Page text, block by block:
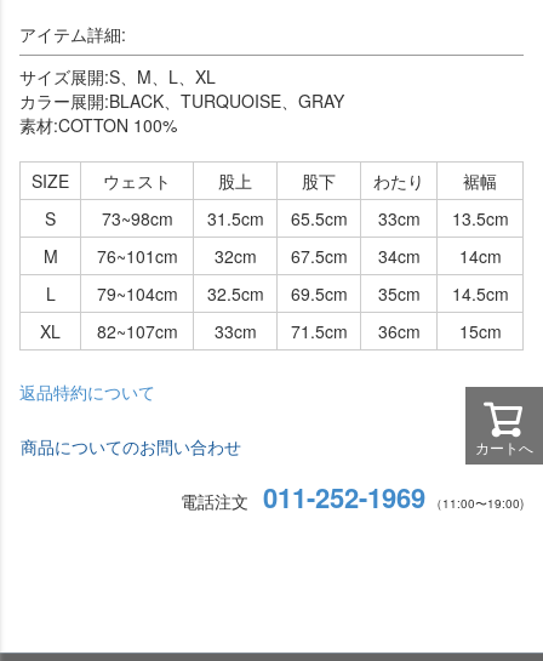
アイテム詳細:
サイズ展開:S、M、L、XL
カラー展開:BLACK、TURQUOISE、GRAY
素材:COTTON 100%
SIZE ウェスト 股上 股下 わたり
裾幅
S
73~98cm 31.5cm 65.5cm 33cm
13.5cm
M
76~101cm 32cm 67.5cm 34cm
14cm
L
79~104cm 32.5cm 69.5cm 35cm
14.5cm
XL
82~107cm 33cm 71.5cm 36cm 15cm
返品特約について
商品についてのお問い合わせ
電話注文 011-252-1969 （11:00〜19:00)
カートへ